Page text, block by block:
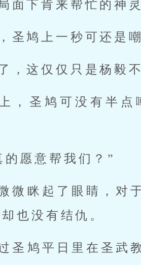
面下肯来帮忙的神
圣鸠上一秒可还是
，这仅仅只是杨毅
，圣鸠可没有半
的愿意帮我们？”
微眯起了眼睛，对
也没有结仇。
圣鸠平日里在圣武